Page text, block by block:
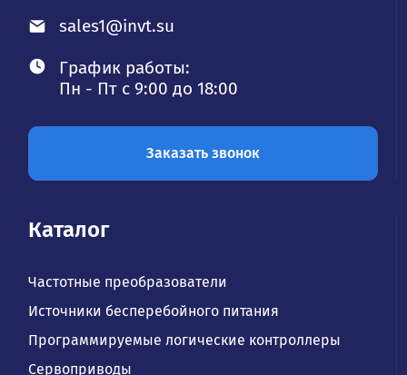
sales1@invt.su
График работы:
Пн - Пт с 9:00 до 18:00
Заказать звонок
Каталог
Частотные преобразователи
Источники бесперебойного питания
Программируемые логические контроллеры
Сервоприводы